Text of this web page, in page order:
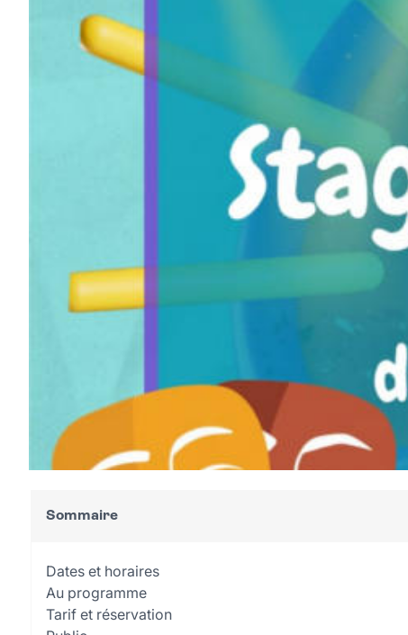
Sommaire
Dates et horaires
Au programme
Tarif et réservation